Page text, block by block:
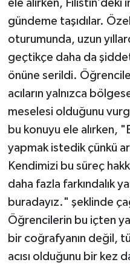
ele alırken, Filistin’deki
gündeme taşıdılar.
oturumunda, uzun
geçtikçe daha da
önüne serildi.
acıların yalnızca
meselesi olduğunu
bu konuyu ele alırken,
yapmak istedik çünkü
Kendimizi bu süreç
daha fazla farkındalık
buradayız." şeklinde
Öğrencilerin bu içten
bir coğrafyanın değil,
acısı olduğunu bir kez
Tekirdağ Müftülüğü
Tokat Müftülüğü
Tunceli Müftülüğü
Uşak Müftülüğü
Van Müftülüğü
Yalova Müftülüğü
Yozgat Müftülüğü